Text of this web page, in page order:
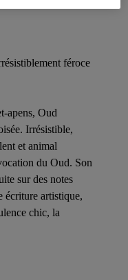
féroce
apens, Oud
Irrésistible,
et animal
du Oud. Son
sur des notes
écriture artistique,
chic, la